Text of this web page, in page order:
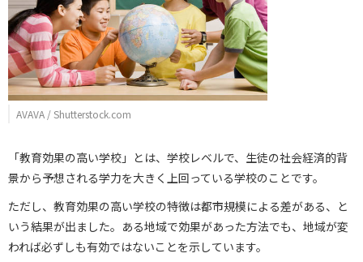
AVAVA / Shutterstock.com
「教育効果の高い学校」とは、学校レベルで、生徒の社会経済的背
景から予想される学力を大きく上回っている学校のことです。
ただし、教育効果の高い学校の特徴は都市規模による差がある、と
いう結果が出ました。ある地域で効果があった方法でも、地域が変
われば必ずしも有効ではないことを示しています。